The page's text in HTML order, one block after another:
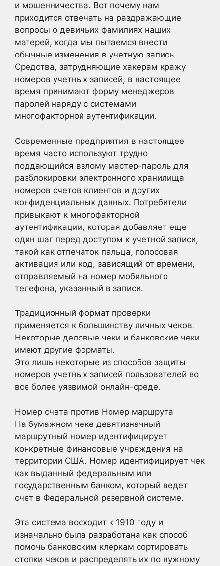
и мошенничества. Вот почему нам
приходится отвечать на раздражающие
вопросы о девичьих фамилиях наших
матерей, когда мы пытаемся внести
обычные изменения в учетную запись.
Средства, затрудняющие хакерам кражу
номеров учетных записей, в настоящее
время принимают форму менеджеров
паролей наряду с системами
многофакторной аутентификации.
Современные предприятия в настоящее
время часто используют трудно
поддающийся взлому мастер-пароль для
разблокировки электронного хранилища
номеров счетов клиентов и других
конфиденциальных данных. Потребители
привыкают к многофакторной
аутентификации, которая добавляет еще
один шаг перед доступом к учетной записи,
такой как отпечаток пальца, голосовая
активация или код, зависящий от времени,
отправляемый на номер мобильного
телефона, указанный в записи.
Традиционный формат проверки
применяется к большинству личных чеков.
Некоторые деловые чеки и банковские чеки
имеют другие форматы.
Это лишь некоторые из способов защиты
номеров учетных записей пользователей во
все более уязвимой онлайн-среде.
Номер счета против Номер маршрута
На бумажном чеке девятизначный
маршрутный номер идентифицирует
конкретные финансовые учреждения на
территории США. Номер идентифицирует чек
как выданный федеральным или
государственным банком, который ведет
счет в Федеральной резервной системе.
Эта система восходит к 1910 году и
изначально была разработана как способ
помочь банковским клеркам сортировать
стопки чеков и распределять их по нужному